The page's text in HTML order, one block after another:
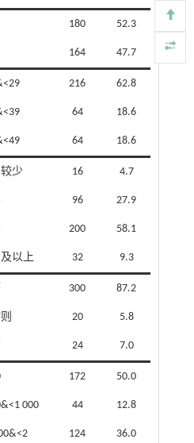
180 52.3
164 47.7
216 62.8
64 18.6
64 18.6
少 16 4.7
96 27.9
200 58.1
以上 32 9.3
300 87.2
20 5.8
24 7.0
172 50.0
000 44 12.8
124 36.0